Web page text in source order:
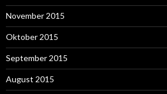
November 2015
Oktober 2015
September 2015
August 2015